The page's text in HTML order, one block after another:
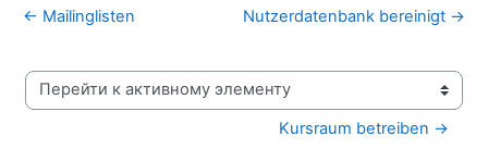
← Mailinglisten Nutzerdatenbank bereinigt →
Перейти к активному элементу
Kursraum betreiben →